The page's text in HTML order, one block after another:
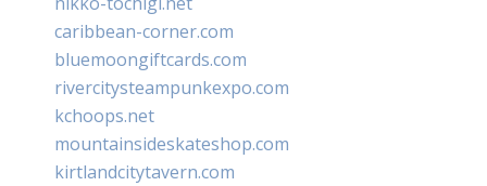
caribbean-corner.com
bluemoongiftcards.com
rivercitysteampunkexpo.com
kchoops.net
mountainsideskateshop.com
kirtlandcitytavern.com